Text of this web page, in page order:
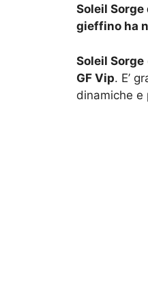
Soleil
gieffino ha
Soleil Sorge
GF Vip. E’
dinamiche e